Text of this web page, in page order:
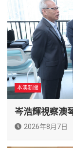
本澳新聞
岑浩輝視察澳
2026年8月7日